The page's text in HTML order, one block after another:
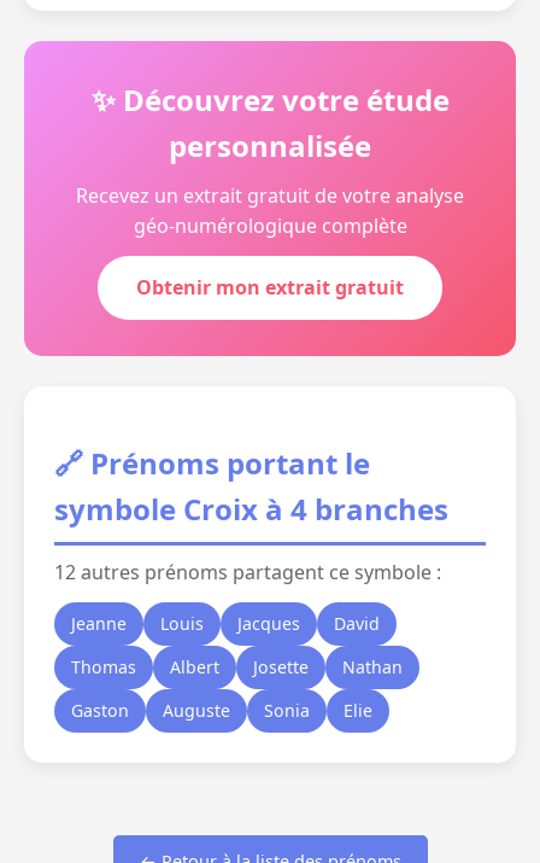
✨ Découvrez votre étude
personnalisée
Recevez un extrait gratuit de votre analyse
géo-numérologique complète
Obtenir mon extrait gratuit
🔗 Prénoms portant le
symbole Croix à 4 branches
12 autres prénoms partagent ce symbole :
Jeanne Louis Jacques
David
Thomas
Albert Josette
Nathan
Gaston
Auguste Sonia Elie